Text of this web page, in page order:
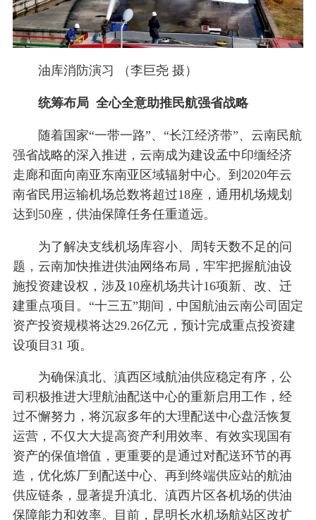
油库消防演习 （李巨尧 摄）
统筹布局 全心全意助推民航强省战略
随着国家“一带一路”、“长江经济带”、云南民航
强省战略的深入推进，云南成为建设孟中印缅经济
走廊和面向南亚东南亚区域辐射中心。到2020年云
南省民用运输机场总数将超过18座，通用机场规划
达到50座，供油保障任务任重道远。
为了解决支线机场库容小、周转天数不足的问
题，云南加快推进供油网络布局，牢牢把握航油设
施投资建设权，涉及10座机场共计16项新、改、迁
建重点项目。“十三五”期间，中国航油云南公司固定
资产投资规模将达29.26亿元，预计完成重点投资建
设项目31 项。
为确保滇北、滇西区域航油供应稳定有序，公
司积极推进大理航油配送中心的重新启用工作，经
过不懈努力，将沉寂多年的大理配送中心盘活恢复
运营，不仅大大提高资产利用效率、有效实现国有
资产的保值增值，更重要的是通过对配送环节的再
造，优化炼厂到配送中心、再到终端供应站的航油
供应链条，显著提升滇北、滇西片区各机场的供油
保障能力和效率。目前，昆明长水机场航站区改扩